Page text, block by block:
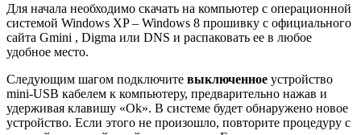
Для начала необходимо скачать на компьютер с операционной
системой Windows XP – Windows 8 прошивку с официального
сайта Gmini , Digma или DNS и распаковать ее в любое
удобное место.
Следующим шагом подключите выключенное устройство
mini-USB кабелем к компьютеру, предварительно нажав и
удерживая клавишу «Ok». В системе будет обнаружено новое
устройство. Если этого не произошло, повторите процедуру с